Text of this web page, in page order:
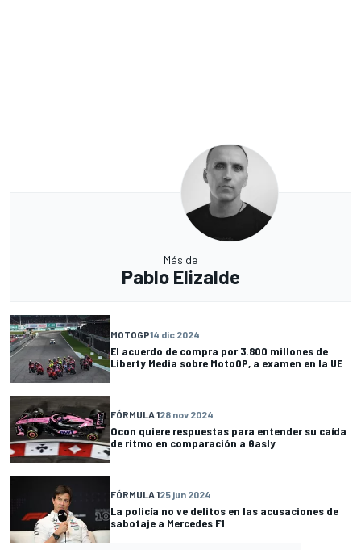
Más de
Pablo Elizalde
MOTOGP14 dic 2024
El acuerdo de compra por 3.800 millones de
Liberty Media sobre MotoGP, a examen en la UE
FÓRMULA 128 nov 2024
Ocon quiere respuestas para entender su caída
de ritmo en comparación a Gasly
FÓRMULA 125 jun 2024
La policía no ve delitos en las acusaciones de
sabotaje a Mercedes F1